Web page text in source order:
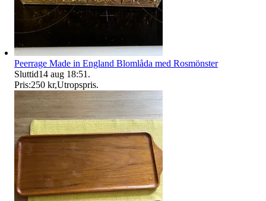
Peerrage Made in England Blomlåda med Rosmönster
Sluttid14 aug 18:51 .
Pris:250 kr,Utropspris.